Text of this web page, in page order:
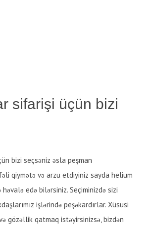
sifarişi üçün bizi
bizi seçsəniz əsla peşman
qiymətə və arzu etdiyiniz sayda helium
edə bilərsiniz. Seçiminizdə sizi
işlərində peşəkardırlar. Xüsusi
gözəllik qatmaq istəyirsinizsə, bizdən